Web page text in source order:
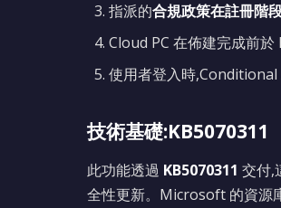
指派的合規政策在註冊階
Cloud PC 在佈建完成前
使用者登入時,Conditional
技術基礎:KB5070311
此功能透過 KB5070311 交付,
全性更新。Microsoft 的資源